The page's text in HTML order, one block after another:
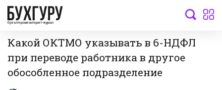
бухгалтерский интернет-журнал
Какой ОКТМО указывать в 6-НДФЛ
при переводе работника в другое
обособленное подразделение